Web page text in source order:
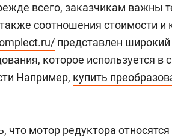
всего, заказчикам важны
соотношения стоимости и
представлен
которое используется
Например, купить
что мотор редуктора
«Директорский
когда человек не
свою сверхнагрузку
стрессом»